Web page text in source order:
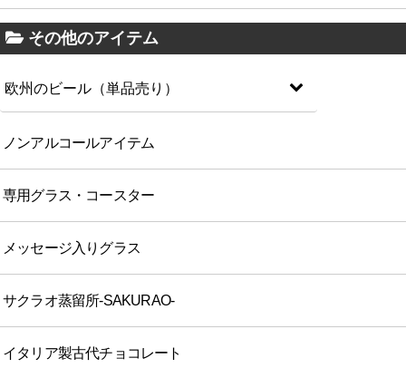
その他のアイテム
欧州のビール（単品売り）
ノンアルコールアイテム
専用グラス・コースター
メッセージ入りグラス
サクラオ蒸留所-SAKURAO-
イタリア製古代チョコレート